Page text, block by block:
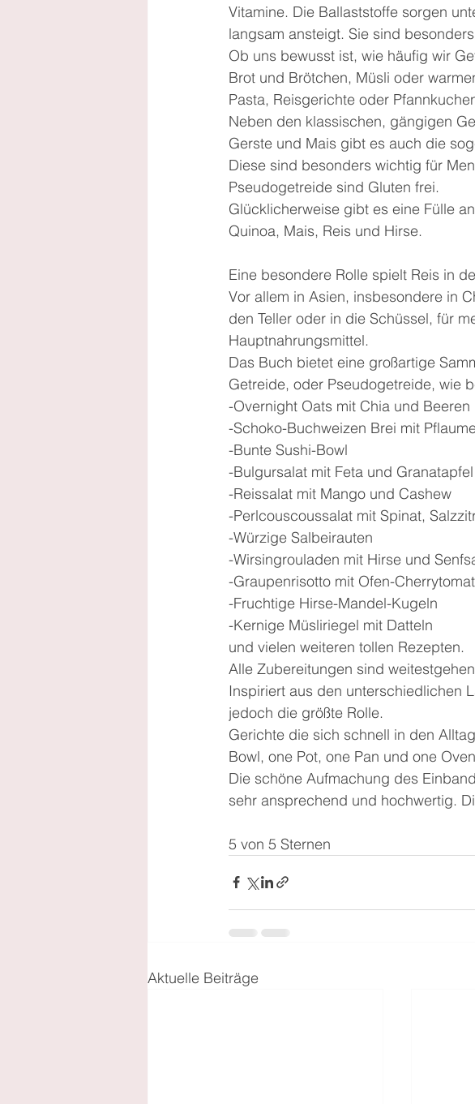
Vitamine. Die Ballaststoffe sorgen
langsam ansteigt. Sie sind
Ob uns bewusst ist, wie häufig wir
Brot und Brötchen, Müsli oder
Pasta, Reisgerichte oder
Neben den klassischen, gängigen
Gerste und Mais gibt es auch die
Diese sind besonders wichtig für
Pseudogetreide sind Gluten frei.
Glücklicherweise gibt es eine Fülle
Quinoa, Mais, Reis und Hirse.
Eine besondere Rolle spielt Reis in
Vor allem in Asien, insbesondere in
den Teller oder in die Schüssel, für
Hauptnahrungsmittel.
Das Buch bietet eine großartige
Getreide, oder Pseudogetreide, wie
-Overnight Oats mit Chia und Beeren
-Schoko-Buchweizen Brei mit
-Bunte Sushi-Bowl
-Bulgursalat mit Feta und Granatapfel
-Reissalat mit Mango und Cashew
-Perlcouscoussalat mit Spinat,
-Würzige Salbeirauten
-Wirsingrouladen mit Hirse und
-Graupenrisotto mit Ofen-
-Fruchtige Hirse-Mandel-Kugeln
-Kernige Müsliriegel mit Datteln
und vielen weiteren tollen Rezepten.
Alle Zubereitungen sind
Inspiriert aus den unterschiedlichen
jedoch die größte Rolle.
Gerichte die sich schnell in den
Bowl, one Pot, one Pan und one
Die schöne Aufmachung des
sehr ansprechend und hochwertig.
5 von 5 Sternen
Aktuelle Beiträge